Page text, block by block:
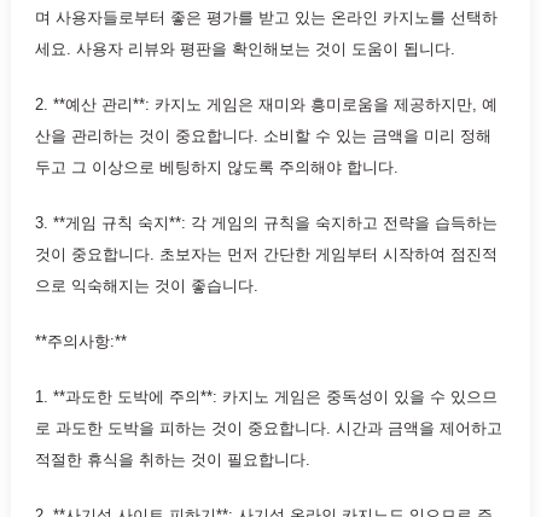
며 사용자들로부터 좋은 평가를 받고 있는 온라인 카지노를 선택하
세요. 사용자 리뷰와 평판을 확인해보는 것이 도움이 됩니다.
2. **예산 관리**: 카지노 게임은 재미와 흥미로움을 제공하지만, 예
산을 관리하는 것이 중요합니다. 소비할 수 있는 금액을 미리 정해
두고 그 이상으로 베팅하지 않도록 주의해야 합니다.
3. **게임 규칙 숙지**: 각 게임의 규칙을 숙지하고 전략을 습득하는
것이 중요합니다. 초보자는 먼저 간단한 게임부터 시작하여 점진적
으로 익숙해지는 것이 좋습니다.
**주의사항:**
1. **과도한 도박에 주의**: 카지노 게임은 중독성이 있을 수 있으므
로 과도한 도박을 피하는 것이 중요합니다. 시간과 금액을 제어하고
적절한 휴식을 취하는 것이 필요합니다.